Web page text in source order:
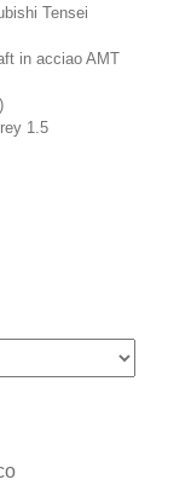
Tensei
in acciao AMT
1.5